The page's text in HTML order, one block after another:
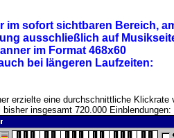
im sofort sichtbaren Bereich,
ausschließlich auf
im Format 468x60
bei längeren Laufzeiten:
erzielte eine durchschnittliche Klickrate
bisher insgesamt 720.000 Einblendungen: